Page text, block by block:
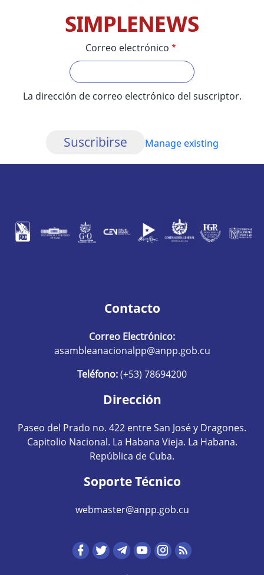
SIMPLENEWS
Correo electrónico
La dirección de correo electrónico del suscriptor.
Manage existing
Contacto
Correo Electrónico:
asambleanacionalpp@anpp.gob.cu
Teléfono:(+53) 78694200
Dirección
Paseo del Prado no. 422 entre San José y Dragones.
Capitolio Nacional. La Habana Vieja. La Habana.
República de Cuba.
Soporte Técnico
webmaster@anpp.gob.cu
Redes sociales